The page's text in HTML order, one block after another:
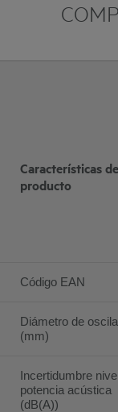
Características de
producto
Código EAN
Diámetro de
(mm)
Incertidumbre
potencia acústica
(dB(A))